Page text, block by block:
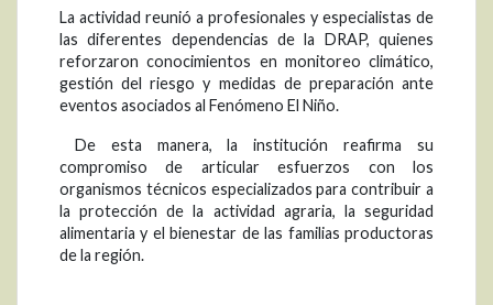
La actividad reunió a profesionales y especialistas de
las diferentes dependencias de la DRAP, quienes
reforzaron conocimientos en monitoreo climático,
gestión del riesgo y medidas de preparación ante
eventos asociados al Fenómeno El Niño.
De esta manera, la institución reafirma su
compromiso de articular esfuerzos con los
organismos técnicos especializados para contribuir a
la protección de la actividad agraria, la seguridad
alimentaria y el bienestar de las familias productoras
de la región.